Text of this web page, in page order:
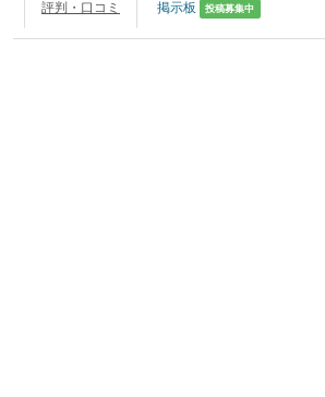
評判・口コミ 掲示板 投稿募集中